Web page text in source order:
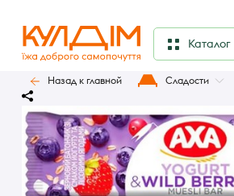
Каталог
Назад к главной Сладости